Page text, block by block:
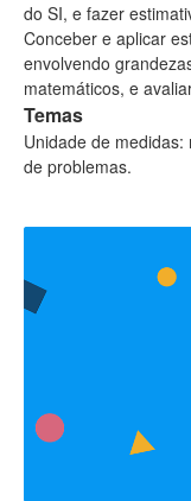
do SI, e fazer
Conceber e aplicar
envolvendo
matemáticos, e
Temas
Unidade de
de problemas.